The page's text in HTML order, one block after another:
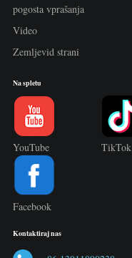
pogosta vprašanja
Video
Zemljevid strani
Na spletu
YouTube TikTok
Facebook
Kontaktiraj nas